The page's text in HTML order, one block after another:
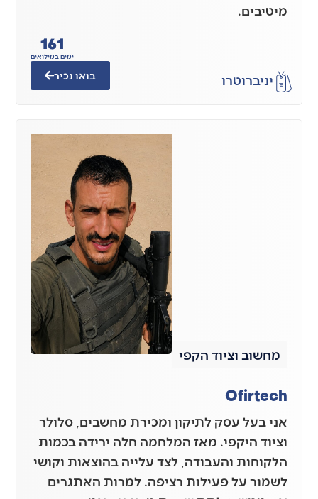
מיטיבים.
יניברוטרו
ימים במילואים
161
בואו נכיר
מחשוב וציוד הקפי
Ofirtech
אני בעל עסק לתיקון ומכירת מחשבים, סלולר
וציוד היקפי. מאז המלחמה חלה ירידה בכמות
הלקוחות והעבודה, לצד עלייה בהוצאות וקושי
לשמור על פעילות רציפה. למרות האתגרים